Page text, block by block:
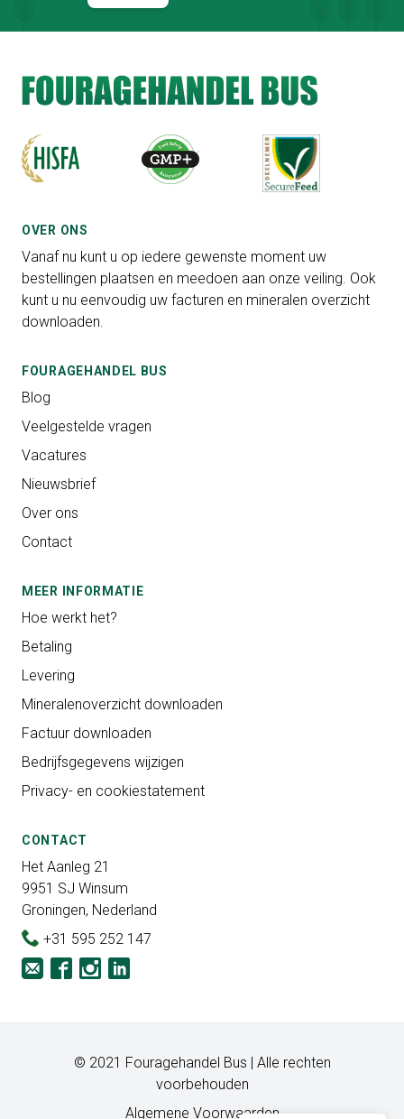
OVER ONS
Vanaf nu kunt u op iedere gewenste moment uw
bestellingen plaatsen en meedoen aan onze veiling. Ook
kunt u nu eenvoudig uw facturen en mineralen overzicht
downloaden.
FOURAGEHANDEL BUS
Blog
Veelgestelde vragen
Vacatures
Nieuwsbrief
Over ons
Contact
MEER INFORMATIE
Hoe werkt het?
Betaling
Levering
Mineralenoverzicht downloaden
Factuur downloaden
Bedrijfsgegevens wijzigen
Privacy- en cookiestatement
CONTACT
Het Aanleg 21
9951 SJ Winsum
Groningen, Nederland
+31 595 252 147
© 2021 Fouragehandel Bus | Alle rechten
voorbehouden
Algemene Voorwaarden